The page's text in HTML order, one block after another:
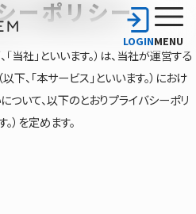
LOGINMENU
ーポリシー
当社」といいます。）は、当社が運営する
下、「本サービス」といいます。）におけ
いて、以下のとおりプライバシーポリ
）を定めます。